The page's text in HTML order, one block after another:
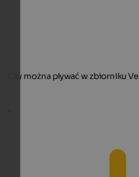
Czy można pływać w zbiorniku